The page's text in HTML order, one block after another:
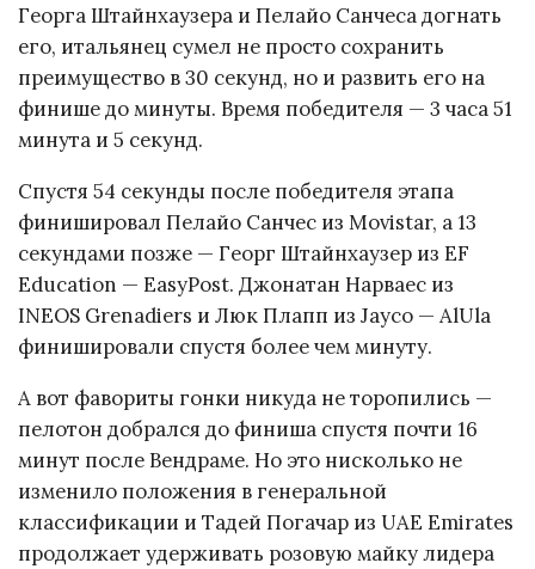
Георга Штайнхаузера и Пелайо Санчеса догнать
его, итальянец сумел не просто сохранить
преимущество в 30 секунд, но и развить его на
финише до минуты. Время победителя — 3 часа 51
минута и 5 секунд.
Спустя 54 секунды после победителя этапа
финишировал Пелайо Санчес из Movistar, а 13
секундами позже — Георг Штайнхаузер из EF
Education — EasyPost. Джонатан Нарваес из
INEOS Grenadiers и Люк Плапп из Jayco — AlUla
финишировали спустя более чем минуту.
А вот фавориты гонки никуда не торопились —
пелотон добрался до финиша спустя почти 16
минут после Вендраме. Но это нисколько не
изменило положения в генеральной
классификации и Тадей Погачар из UAE Emirates
продолжает удерживать розовую майку лидера